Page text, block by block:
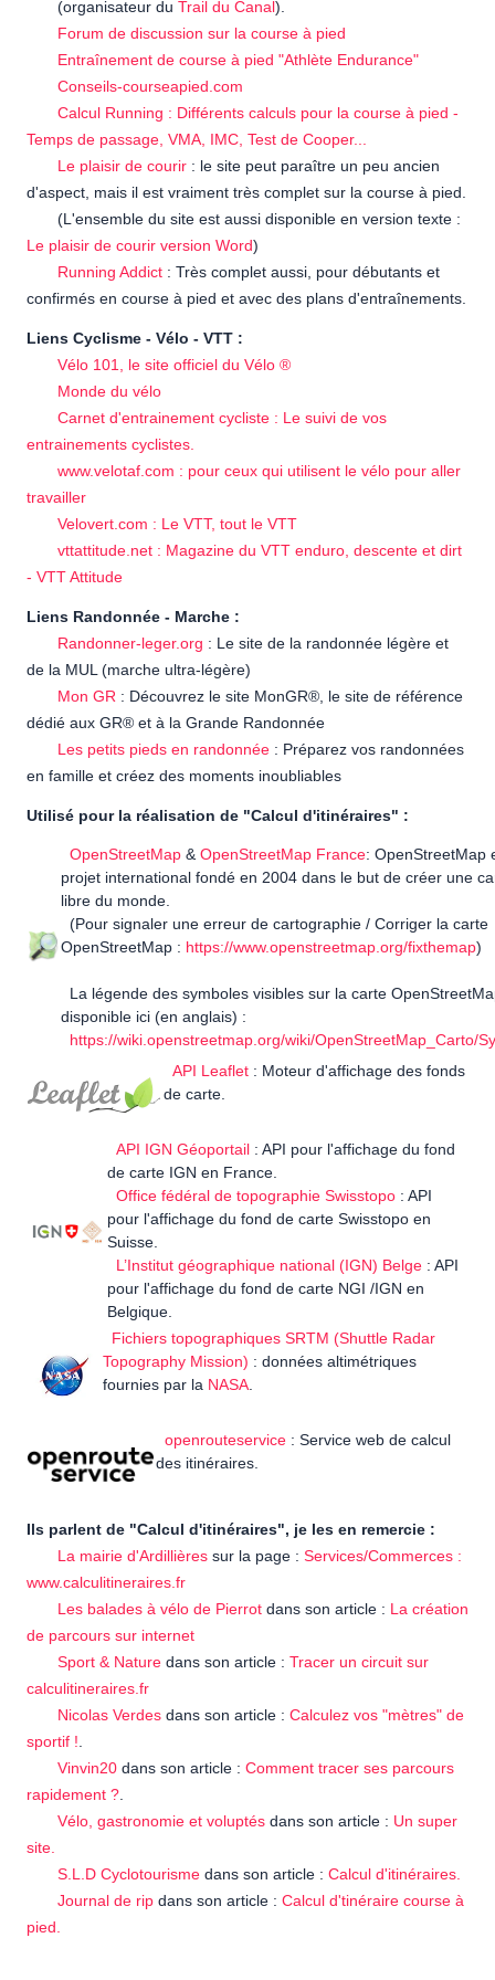
(organisateur du Trail du Canal).
Forum de discussion sur la course à pied
Entraînement de course à pied "Athlète Endurance"
Conseils-courseapied.com
Calcul Running : Différents calculs pour la course à pied -
Temps de passage, VMA, IMC, Test de Cooper...
Le plaisir de courir : le site peut paraître un peu ancien
d'aspect, mais il est vraiment très complet sur la course à pied.
(L'ensemble du site est aussi disponible en version texte :
Le plaisir de courir version Word)
Running Addict : Très complet aussi, pour débutants et
confirmés en course à pied et avec des plans d'entraînements.
Liens Cyclisme - Vélo - VTT :
Vélo 101, le site officiel du Vélo ®
Monde du vélo
Carnet d'entrainement cycliste : Le suivi de vos
entrainements cyclistes.
www.velotaf.com : pour ceux qui utilisent le vélo pour aller
travailler
Velovert.com : Le VTT, tout le VTT
vttattitude.net : Magazine du VTT enduro, descente et dirt
- VTT Attitude
Liens Randonnée - Marche :
Randonner-leger.org : Le site de la randonnée légère et
de la MUL (marche ultra-légère)
Mon GR : Découvrez le site MonGR®, le site de référence
dédié aux GR® et à la Grande Randonnée
Les petits pieds en randonnée : Préparez vos randonnées
en famille et créez des moments inoubliables
Utilisé pour la réalisation de "Calcul d'itinéraires" :
OpenStreetMap &OpenStreetMap France: OpenStreetMap
projet international fondé en 2004 dans le but de créer une
libre du monde.
(Pour signaler une erreur de cartographie / Corriger la carte
OpenStreetMap : https://www.openstreetmap.org/fixthemap)
La légende des symboles visibles sur la carte
disponible ici (en anglais) :
https://wiki.openstreetmap.org/wiki/OpenStreetMap_Carto/
API Leaflet : Moteur d'affichage des fonds
de carte.
API IGN Géoportail : API pour l'affichage du fond
de carte IGN en France.
Office fédéral de topographie Swisstopo : API
pour l'affichage du fond de carte Swisstopo en
Suisse.
L’Institut géographique national (IGN) Belge : API
pour l'affichage du fond de carte NGI /IGN en
Belgique.
Fichiers topographiques SRTM (Shuttle Radar
Topography Mission) : données altimétriques
fournies par la NASA.
openrouteservice : Service web de calcul
des itinéraires.
Ils parlent de "Calcul d'itinéraires", je les en remercie :
La mairie d'Ardillières sur la page : Services/Commerces :
www.calculitineraires.fr
Les balades à vélo de Pierrot dans son article : La création
de parcours sur internet
Sport & Nature dans son article : Tracer un circuit sur
calculitineraires.fr
Nicolas Verdes dans son article : Calculez vos "mètres" de
sportif !.
Vinvin20 dans son article : Comment tracer ses parcours
rapidement ?.
Vélo, gastronomie et voluptés dans son article : Un super
site.
S.L.D Cyclotourisme dans son article : Calcul d'itinéraires.
Journal de rip dans son article : Calcul d'tinéraire course à
pied.